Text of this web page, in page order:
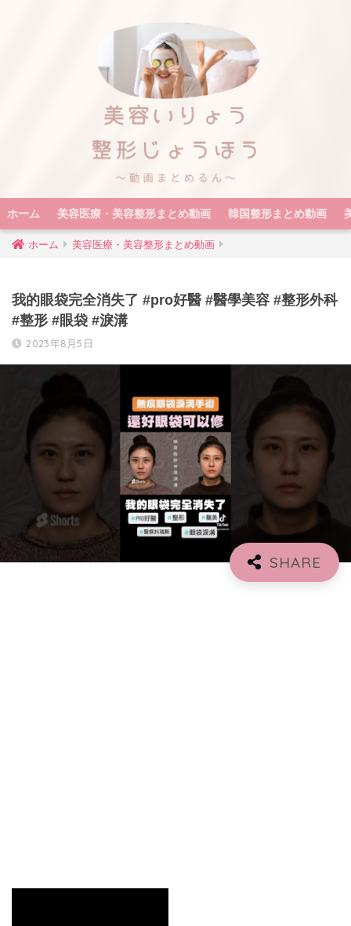
ホーム 美容医療・美容整形まとめ動画 韓国整形まとめ動画
ホーム 美容医療・美容整形まとめ動画
我的眼袋完全消失了 #pro好醫 #醫學美容 #整形外科
#整形 #眼袋 #淚溝
2023年8月5日